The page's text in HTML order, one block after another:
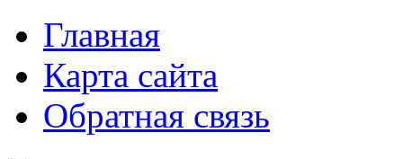
Главная
Карта сайта
Обратная связь